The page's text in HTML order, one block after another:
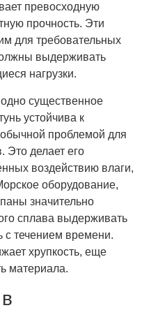
превосходную
прочность. Эти
для требовательных
выдерживать
нагрузки.
существенное
устойчива к
проблемой для
Это делает его
воздействию влаги,
оборудование,
значительно
сплава выдерживать
с течением времени.
хрупкость, еще
материала.